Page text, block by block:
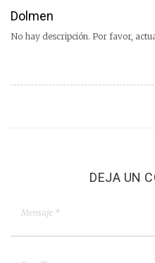
Dolmen
No hay descripción. Por favor,
DEJA UN